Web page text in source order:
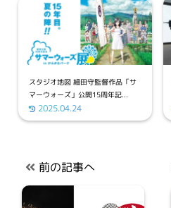
スタジオ地図 細田守監督作品「サ
マーウォーズ」公開15周年記...
2025.04.24
前の記事へ